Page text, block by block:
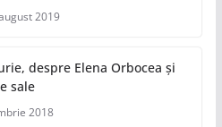
2019
despre Elena Orbocea și
sale
2018